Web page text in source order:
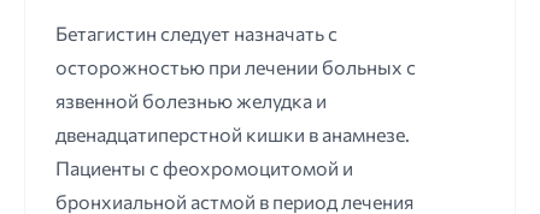
Бетагистин следует назначать с
осторожностью при лечении больных с
язвенной болезнью желудка и
двенадцатиперстной кишки в анамнезе.
Пациенты с феохромоцитомой и
бронхиальной астмой в период лечения